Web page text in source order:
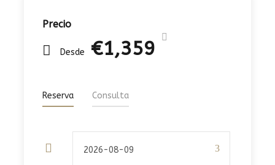
Precio
Desde €1,359
Reserva Consulta